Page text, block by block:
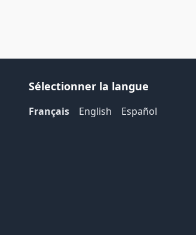
Sélectionner la langue
Français English Español